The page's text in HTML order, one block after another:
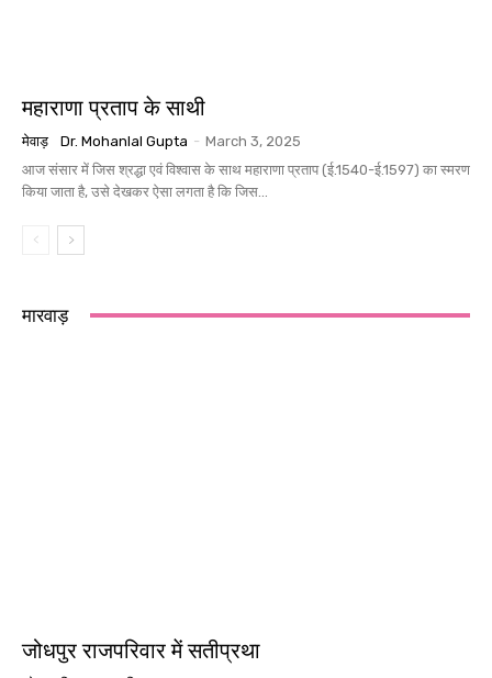
महाराणा प्रताप के साथी
मेवाड़ Dr. Mohanlal Gupta - March 3, 2025
आज संसार में जिस श्रद्धा एवं विश्वास के साथ महाराणा प्रताप (ई.1540-ई.1597) का स्मरण
किया जाता है, उसे देखकर ऐसा लगता है कि जिस...
मारवाड़
जोधपुर राजपरिवार में सतीप्रथा